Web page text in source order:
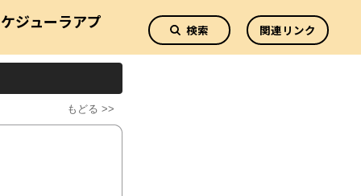
ジューラアプ
検索 関連リンク
もどる >>